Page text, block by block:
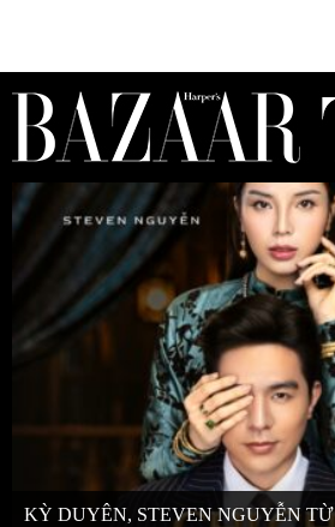
KỲ DUYÊN, STEVEN NGUYỄN